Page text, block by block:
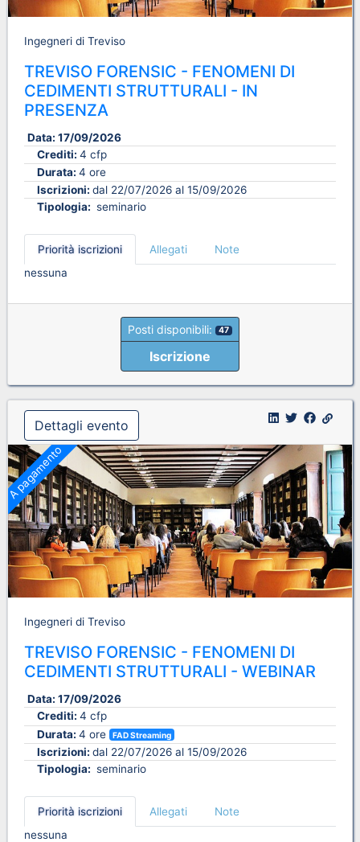
Ingegneri di Treviso
TREVISO FORENSIC - FENOMENI DI
CEDIMENTI STRUTTURALI - IN
PRESENZA
Data: 17/09/2026
Crediti: 4 cfp
Durata: 4 ore
Iscrizioni: dal 22/07/2026 al 15/09/2026
Tipologia: seminario
Priorità iscrizioni Allegati
Note
nessuna
Posti disponibili: 47
Iscrizione
Dettagli evento
A pagamento
Ingegneri di Treviso
TREVISO FORENSIC - FENOMENI DI
CEDIMENTI STRUTTURALI - WEBINAR
Data: 17/09/2026
Crediti: 4 cfp
Durata: 4 ore FAD Streaming
Iscrizioni: dal 22/07/2026 al 15/09/2026
Tipologia: seminario
Priorità iscrizioni Allegati
Note
nessuna